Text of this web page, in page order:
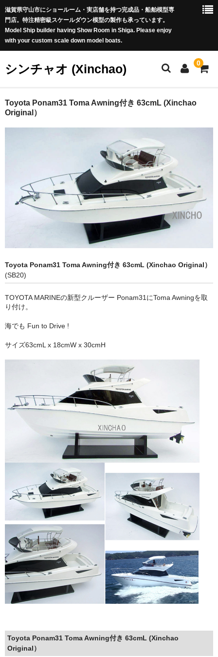
滋賀県守山市にショールーム・実店舗を持つ完成品・船舶模型専
門店。特注精密級スケールダウン模型の製作も承っています。
Model Ship builder having Show Room in Shiga. Please enjoy
with your custom scale down model boats.
シンチャオ (Xinchao) 0
ホーム
世界の帆船 (Famous Tall Ships worldwide)
豪華客船 (Luxury Liners)
戦艦 (Battle Ships)
ヨット (Classic Yachts, Modern Yachts)
ｸﾙｰｻﾞｰ､ｽﾋﾟｰﾄﾞﾎﾞｰﾄ (Modern Yachts , Speed Boats)
ボトルシップ （Bottle Ships)
アクセサリー (Marine Accessories)
乗り物（Vehicles Wooden/Metal)
立体像・絵画 (Figures, Pictures)
レトロブリキ模型 (Antique Toys)
タンカー・タグボート (Oil Tankers Tugboats)
ラジコン仕様 (Boats for RC)
特商法に基づく表示 (Specified Commercial Transaction Law)
ショップ紹介 (Information of Xinchao )
お問い合わせ (Contact us for Question)
よくあるお問い合わせ (FAQ)
お便り紹介
Toyota Ponam31 Toma Awning付き 63cmL (Xinchao
Original）
Toyota Ponam31 Toma Awning付き 63cmL (Xinchao Original）
(SB20)
TOYOTA MARINEの新型クルーザー Ponam31にToma Awningを取
り付け。
海でも Fun to Drive !
サイズ63cmL x 18cmW x 30cmH
Toyota Ponam31 Toma Awning付き 63cmL (Xinchao
Original）